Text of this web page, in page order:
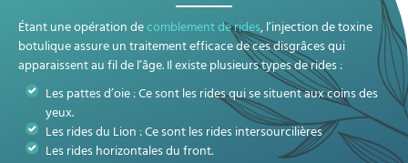
Étant une opération decomblement de rides, l’injection de toxine
botulique assure un traitement efficace de ces disgrâces qui
apparaissent au fil de l’âge. Il existe plusieurs types de rides :
Les pattes d’oie : Ce sont les rides qui se situent aux coins des
yeux.
Les rides du Lion : Ce sont les rides intersourcilières
Les rides horizontales du front.